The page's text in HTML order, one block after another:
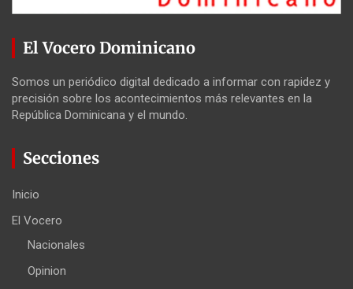
El Vocero Dominicano
Somos un periódico digital dedicado a informar con rapidez y
precisión sobre los acontecimientos más relevantes en la
República Dominicana y el mundo.
Secciones
Inicio
El Vocero
Nacionales
Opinion